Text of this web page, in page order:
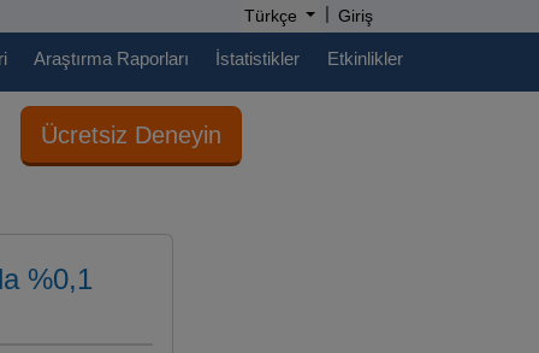
Türkçe | Giriş
Araştırma Raporları İstatistikler Etkinlikler
Ücretsiz Deneyin
%0,1